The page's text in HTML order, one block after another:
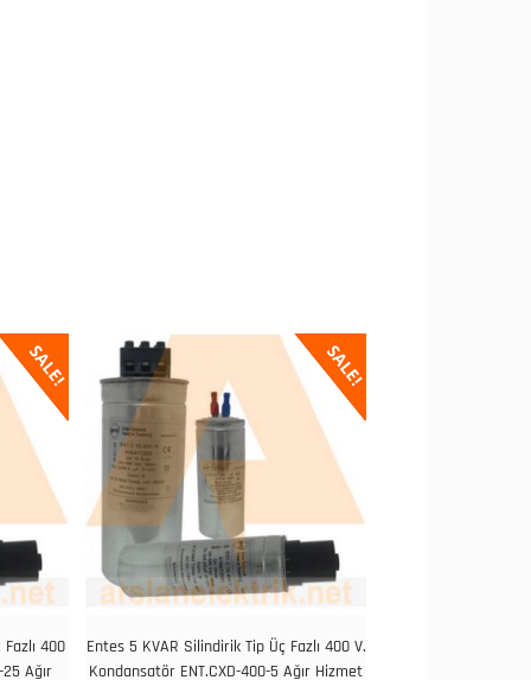
SALE!
400
Ağır
SALE!
Entes 5 KVAR Silindirik Tip Üç Fazlı 400 V.
Kondansatör ENT.CXD-400-5 Ağır Hizmet